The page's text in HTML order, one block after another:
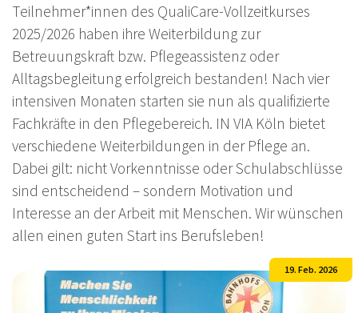
Teilnehmer*innen des QualiCare-Vollzeitkurses
2025/2026 haben ihre Weiterbildung zur
Betreuungskraft bzw. Pflegeassistenz oder
Alltagsbegleitung erfolgreich bestanden! Nach vier
intensiven Monaten starten sie nun als qualifizierte
Fachkräfte in den Pflegebereich. IN VIA Köln bietet
verschiedene Weiterbildungen in der Pflege an.
Dabei gilt: nicht Vorkenntnisse oder Schulabschlüsse
sind entscheidend – sondern Motivation und
Interesse an der Arbeit mit Menschen. Wir wünschen
allen einen guten Start ins Berufsleben!
19. Feb. 2026